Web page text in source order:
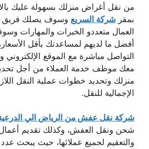
من نقل أغراض منزلك بسهولة عليك
بمقر شركة السريع وسوف يصلك فريق
العمال متعددو الخبرات والمهارات
أفضل ما لديهم لمساعدتك بأقل
التواصل مباشرة مع الموقع
معك موظف خدمة العملاء من أجل
منزلك وتحديد خطوات عملية النقل
الإجمالية للنقل.
شركة نقل عفش من الرياض الي
شحن ونقل العفش، وكذلك تقديم
والتعقيم لجميع عملائها، حيث يبحث عدد